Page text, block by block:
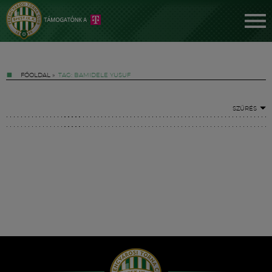
FŐOLDAL » TAG: BAMIDELE YUSUF
SZŰRÉS
Hírek